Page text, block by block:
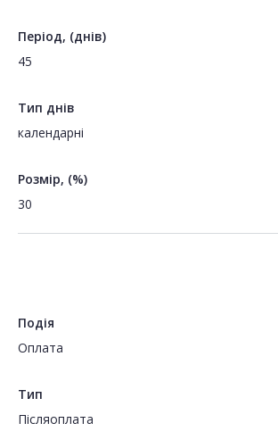
Період, (днів)
45
Тип днів
календарні
Розмір, (%)
30
Подія
Оплата
Тип
Пiсляоплата